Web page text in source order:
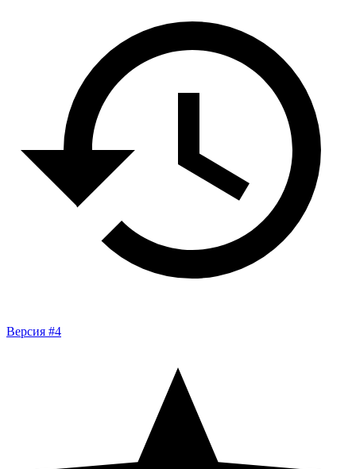
Версия #4